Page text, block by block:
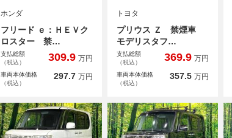
ホンダ
フリード ｅ：ＨＥＶク
ロスター 禁…
支払総額
（税込）
309.9 万円
車両本体価格
（税込）
297.7 万円
トヨタ
プリウス Ｚ 禁煙車
モデリスタフ…
支払総額
（税込）
369.9 万円
車両本体価格
（税込）
357.5 万円